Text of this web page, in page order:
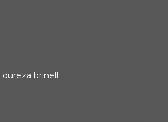
dureza brinell